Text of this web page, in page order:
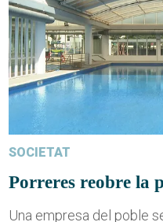
SOCIETAT
Porreres reobre la
Una empresa del poble